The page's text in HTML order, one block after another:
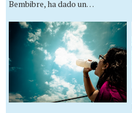
Bembibre, ha dado un…